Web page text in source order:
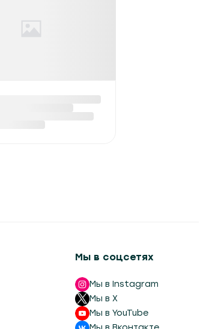
Мы в соцсетях
Мы в Instagram
Мы в X
Мы в YouTube